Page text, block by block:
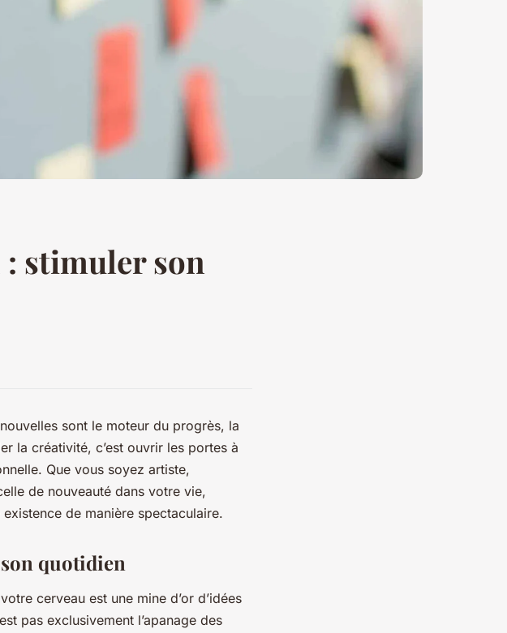
stimuler son
sont le moteur du progrès, la
la créativité, c’est ouvrir les portes à
Que vous soyez artiste,
de nouveauté dans votre vie,
de manière spectaculaire.
quotidien
cerveau est une mine d’or d’idées
pas exclusivement l’apanage des